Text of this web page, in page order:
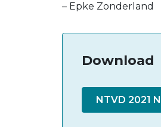
– Epke Zonderland
Download
NTVD 2021